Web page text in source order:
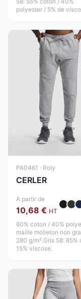
polyester / 5% de
PA0461 · Roly
CERLER
A partir de
10,68 € HT
60% coton / 40%
maille molleton non
280 g/m².Gris 58: 85%
15% viscose.